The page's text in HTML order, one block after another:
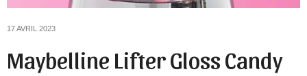
17 AVRIL 2023
Maybelline Lifter Gloss Candy